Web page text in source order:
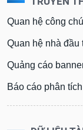
Quan hệ công
Quan hệ nhà đầu
Quảng cáo
Báo cáo phân tích